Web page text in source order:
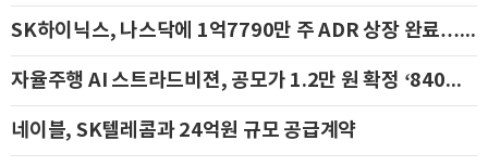
SK하이닉스, 나스닥에 1억7790만 주 ADR 상장 완료…29일 국내 추가 상장
자율주행 AI 스트라드비젼, 공모가 1.2만 원 확정 ‘840억 수혈’
네이블, SK텔레콤과 24억원 규모 공급계약